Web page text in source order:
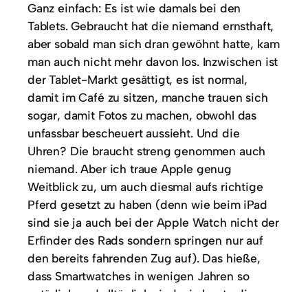
Ganz einfach: Es ist wie damals bei den
Tablets. Gebraucht hat die niemand ernsthaft,
aber sobald man sich dran gewöhnt hatte, kam
man auch nicht mehr davon los. Inzwischen ist
der Tablet-Markt gesättigt, es ist normal,
damit im Café zu sitzen, manche trauen sich
sogar, damit Fotos zu machen, obwohl das
unfassbar bescheuert aussieht. Und die
Uhren? Die braucht streng genommen auch
niemand. Aber ich traue Apple genug
Weitblick zu, um auch diesmal aufs richtige
Pferd gesetzt zu haben (denn wie beim iPad
sind sie ja auch bei der Apple Watch nicht der
Erfinder des Rads sondern springen nur auf
den bereits fahrenden Zug auf). Das hieße,
dass Smartwatches in wenigen Jahren so